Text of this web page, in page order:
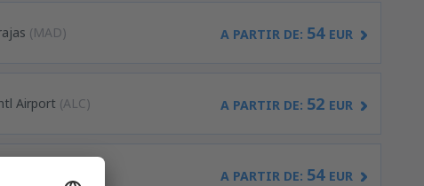
(MAD) A PARTIR DE: 54 EUR
Airport (ALC) A PARTIR DE: 52 EUR
A PARTIR DE: 54 EUR